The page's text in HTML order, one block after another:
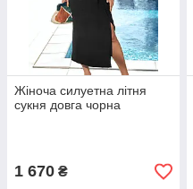
Жіноча силуетна літня
сукня довга чорна
1 670 ₴